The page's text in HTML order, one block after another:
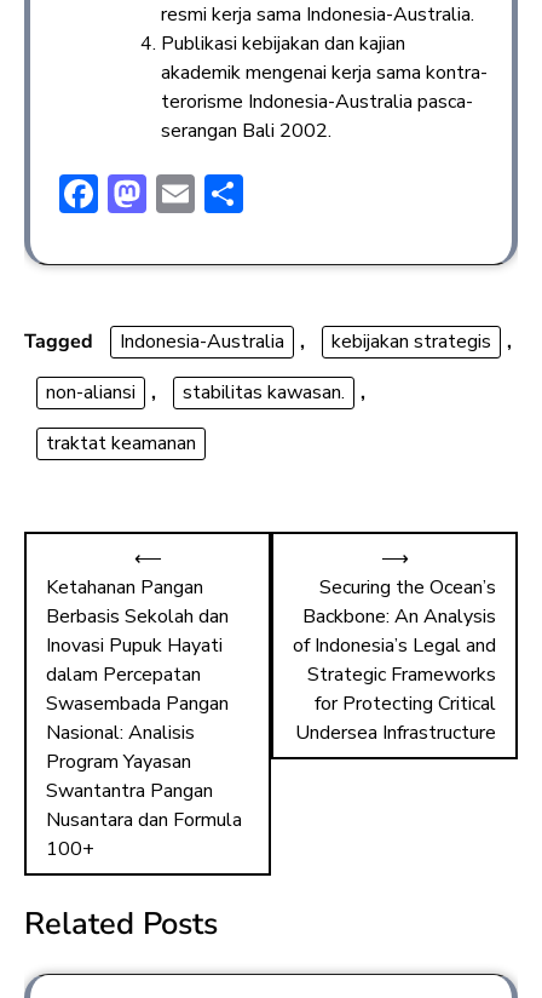
resmi kerja sama Indonesia-Australia.
Publikasi kebijakan dan kajian
akademik mengenai kerja sama kontra-
terorisme Indonesia-Australia pasca-
serangan Bali 2002.
F
e
o
ok
M
st
d
o
n
E
ai ar
Tagged Indonesia-Australia , kebijakan strategis
,
non-aliansi
, stabilitas kawasan.
,
traktat keamanan
⟵
Ketahanan Pangan
Berbasis Sekolah dan
Inovasi Pupuk Hayati
dalam Percepatan
Swasembada Pangan
Nasional: Analisis
Program Yayasan
Swantantra Pangan
Nusantara dan Formula
100+
Securing the Ocean’s
Backbone: An Analysis
of Indonesia’s Legal and
Strategic Frameworks
for Protecting Critical
Undersea Infrastructure
⟶
Related Posts